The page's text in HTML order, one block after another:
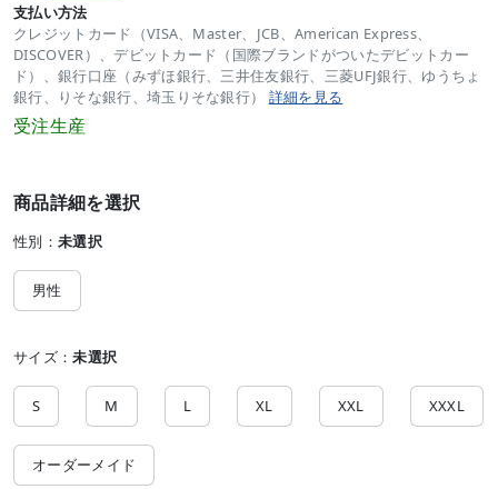
支払い方法
クレジットカード（VISA、Master、JCB、American Express、
DISCOVER）、デビットカード（国際ブランドがついたデビットカー
ド）、銀行口座（みずほ銀行、三井住友銀行、三菱UFJ銀行、ゆうちょ
銀行、りそな銀行、埼玉りそな銀行） 詳細を見る
受注生産
商品詳細を選択
性別： 未選択
男性
サイズ：未選択
S M L XL XXL XXXL
オーダーメイド